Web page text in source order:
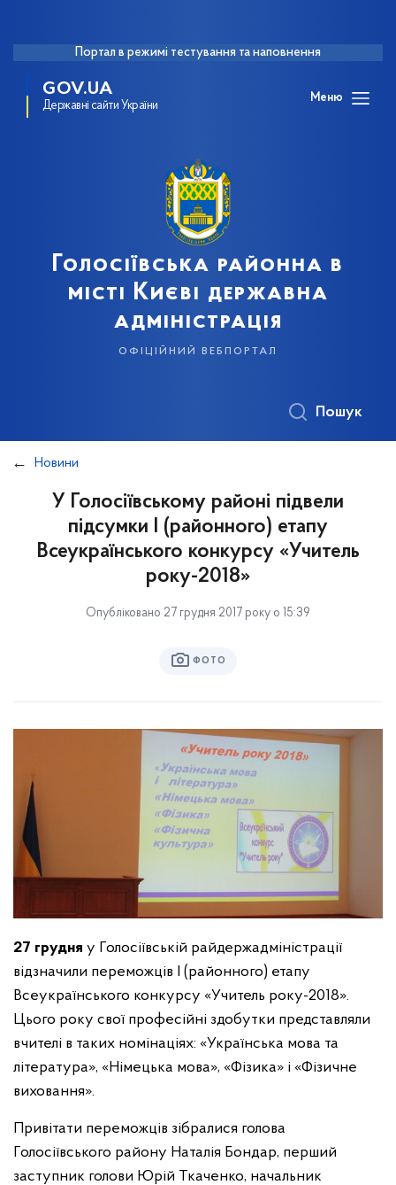
Портал в режимі тестування та наповнення
GOV.UA
Державні сайти України
Меню
Голосіївська районна в
місті Києві державна
адміністрація
офіційний вебпортал
Пошук
Новини
У Голосіївському районі підвели
підсумки І (районного) етапу
Всеукраїнського конкурсу «Учитель
року-2018»
Опубліковано 27 грудня 2017 року о 15:39
ФОТО
27 грудня у Голосіївській райдержадміністрації
відзначили переможців І (районного) етапу
Всеукраїнського конкурсу «Учитель року-2018».
Цього року свої професійні здобутки представляли
вчителі в таких номінаціях: «Українська мова та
література», «Німецька мова», «Фізика» і «Фізичне
виховання».
Привітати переможців зібралися голова
Голосіївського району Наталія Бондар, перший
заступник голови Юрій Ткаченко, начальник